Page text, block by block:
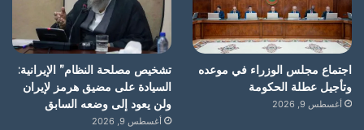
اجتماع مجلس الوزراء في موعده
وتأجيل عطلة الحكومة
أغسطس 9, 2026
تشخيص مصلحة النظام” الإيرانية:
السيادة على مضيق هرمز لإيران
ولن يعود إلى وضعه السابق
أغسطس 9, 2026